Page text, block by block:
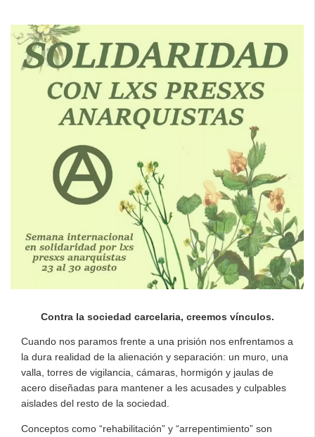
Contra la sociedad carcelaria, creemos vínculos.
Cuando nos paramos frente a una prisión nos enfrentamos a
la dura realidad de la alienación y separación: un muro, una
valla, torres de vigilancia, cámaras, hormigón y jaulas de
acero diseñadas para mantener a les acusades y culpables
aislades del resto de la sociedad.
Conceptos como “rehabilitación” y “arrepentimiento” son